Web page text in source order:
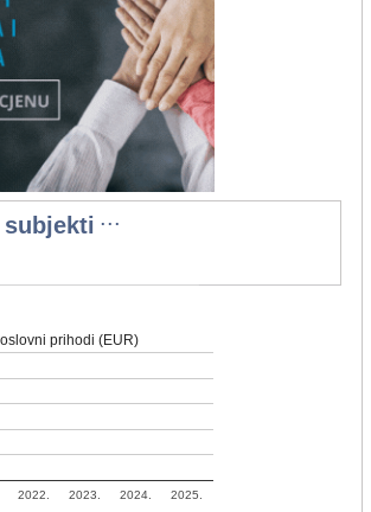
subjekti ...
prihodi (EUR)
2022. 2023. 2024. 2025.